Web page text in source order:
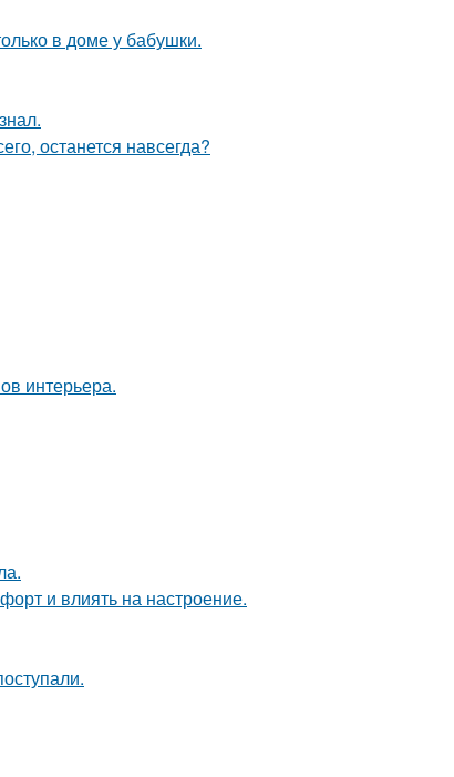
в доме у бабушки.
останется навсегда?
интерьера.
и влиять на настроение.